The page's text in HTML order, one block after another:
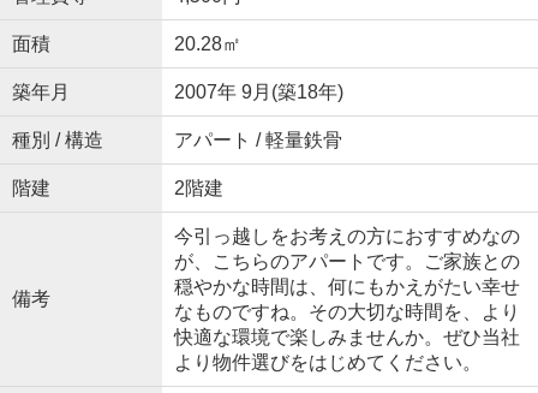
面積 20.28㎡
築年月 2007年 9月(築18年)
種別 / 構造 アパート / 軽量鉄骨
階建 2階建
備考
今引っ越しをお考えの方におすすめなの
が、こちらのアパートです。ご家族との
穏やかな時間は、何にもかえがたい幸せ
なものですね。その大切な時間を、より
快適な環境で楽しみませんか。ぜひ当社
より物件選びをはじめてください。